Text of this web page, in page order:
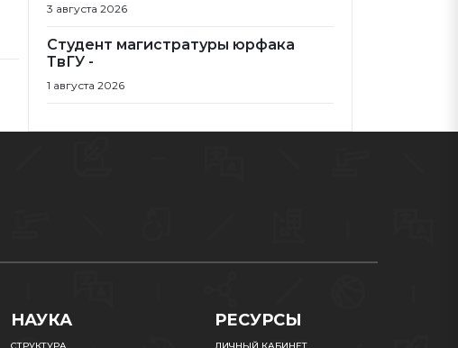
3 августа 2026
Студент магистратуры юрфака
ТвГУ -
1 августа 2026
НАУКА РЕСУРСЫ